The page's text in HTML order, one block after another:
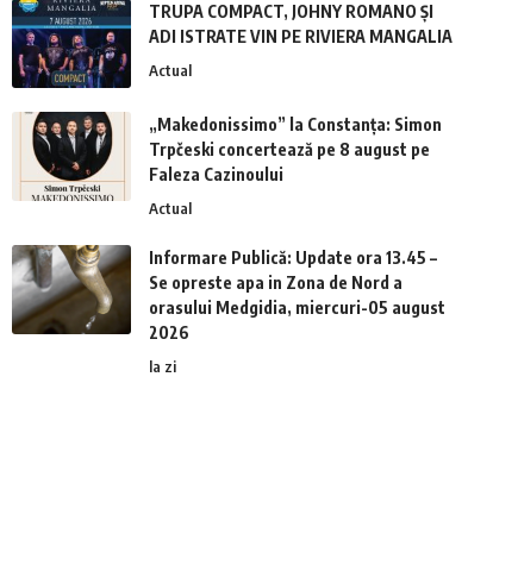
TRUPA COMPACT, JOHNY ROMANO ȘI
ADI ISTRATE VIN PE RIVIERA MANGALIA
Actual
„Makedonissimo” la Constanța: Simon
Trpčeski concertează pe 8 august pe
Faleza Cazinoului
Actual
Informare Publică: Update ora 13.45 –
Se opreste apa in Zona de Nord a
orasului Medgidia, miercuri-05 august
2026
la zi